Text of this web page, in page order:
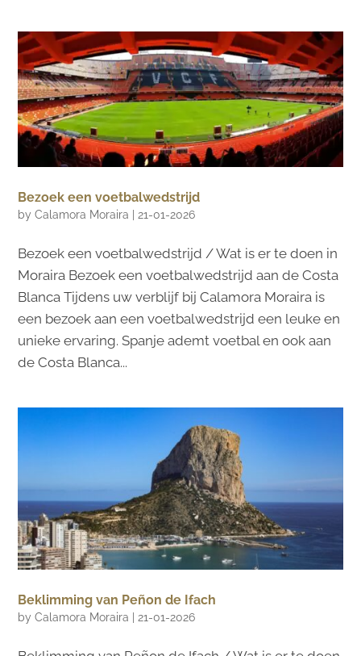
Bezoek een voetbalwedstrijd
byCalamora Moraira 21-01-2026
Bezoek een voetbalwedstrijd / Wat is er te doen in
Moraira Bezoek een voetbalwedstrijd aan de Costa
Blanca Tijdens uw verblijf bij Calamora Moraira is
een bezoek aan een voetbalwedstrijd een leuke en
unieke ervaring. Spanje ademt voetbal en ook aan
de Costa Blanca...
Beklimming van Peñon de Ifach
byCalamora Moraira |21-01-2026